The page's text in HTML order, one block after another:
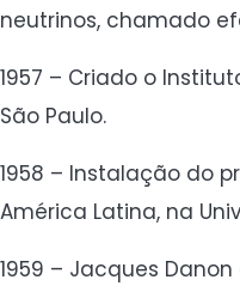
neutrinos, chamado
1957 – Criado o
São Paulo.
1958 – Instalação do
América Latina, na
1959 – Jacques